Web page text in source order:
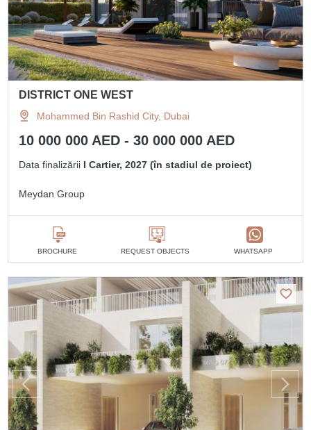
DISTRICT ONE WEST
Mohammed Bin Rashid City, Dubai
10 000 000 AED - 30 000 000 AED
Data finalizării I Cartier, 2027 (în stadiul de proiect)
Meydan Group
BROCHURE REQUEST OBJECTS WHATSAPP